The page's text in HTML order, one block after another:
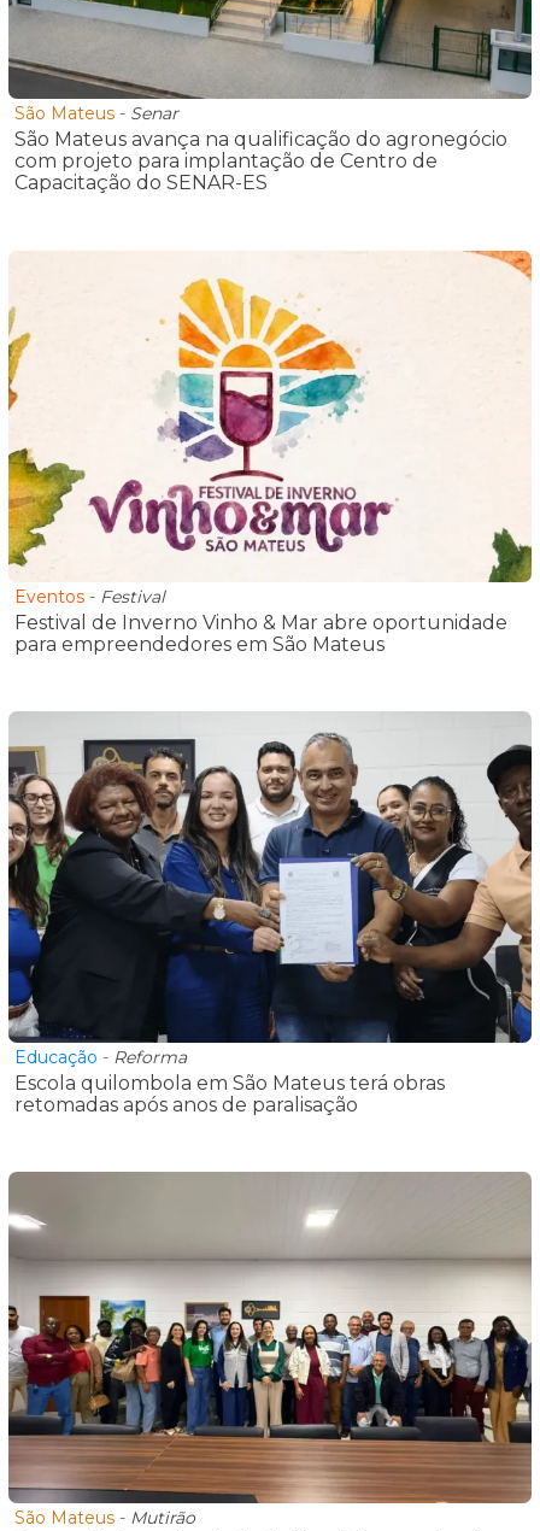
São Mateus - Senar
São Mateus avança na qualificação do agronegócio
com projeto para implantação de Centro de
Capacitação do SENAR-ES
Eventos - Festival
Festival de Inverno Vinho & Mar abre oportunidade
para empreendedores em São Mateus
Educação - Reforma
Escola quilombola em São Mateus terá obras
retomadas após anos de paralisação
São Mateus - Mutirão